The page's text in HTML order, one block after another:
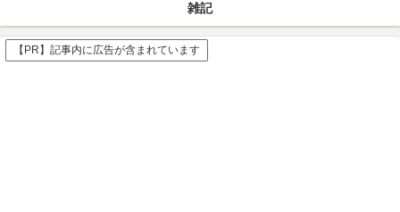
雑記
【PR】記事内に広告が含まれています